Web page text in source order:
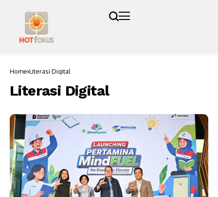
Home Literasi Digital
Literasi Digital